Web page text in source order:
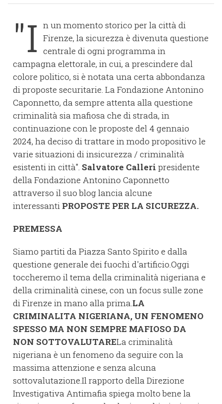
"I n un momento storico per la città di
Firenze, la sicurezza è divenuta questione
centrale di ogni programma in
campagna elettorale, in cui, a prescindere dal
colore politico, si è notata una certa abbondanza
di proposte securitarie. La Fondazione Antonino
Caponnetto, da sempre attenta alla questione
criminalità sia mafiosa che di strada, in
continuazione con le proposte del 4 gennaio
2024, ha deciso di trattare in modo propositivo le
varie situazioni di insicurezza / criminalità
esistenti in città". Salvatore Calleri presidente
della Fondazione Antonino Caponnetto
attraverso il suo blog lancia alcune
interessanti PROPOSTE PER LA SICUREZZA.
PREMESSA
Siamo partiti da Piazza Santo Spirito e dalla
questione generale dei fuochi d'artificio.Oggi
toccheremo il tema della criminalità nigeriana e
della criminalità cinese, con un focus sulle zone
di Firenze in mano alla prima.LA
CRIMINALITA NIGERIANA, UN FENOMENO
SPESSO MA NON SEMPRE MAFIOSO DA
NON SOTTOVALUTARELa criminalità
nigeriana è un fenomeno da seguire con la
massima attenzione e senza alcuna
sottovalutazione.Il rapporto della Direzione
Investigativa Antimafia spiega molto bene la